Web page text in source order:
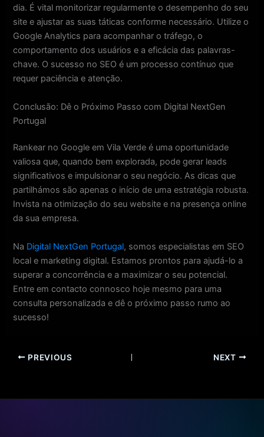
dia. É vital monitorizar regularmente o desempenho do seu
site e ajustar as suas táticas conforme necessário. Utilize o
Google Analytics para acompanhar o tráfego, o
comportamento dos usuários e a eficácia das palavras-
chave. O sucesso no SEO é um processo contínuo que
requer paciência e atenção.
Conclusão: Dê o Próximo Passo com Digital NextGen
Portugal
Rankear no Google em Vila Verde é uma oportunidade
valiosa que, quando bem explorada, pode gerar leads
significativos e impulsionar o seu negócio. As dicas que
partilhámos são apenas o início de uma estratégia robusta.
Invista na otimização do seu website e na presença online
da sua empresa.
Na Digital NextGen Portugal, somos especialistas em SEO
local e marketing digital. Estamos prontos para ajudá-lo a
superar a concorrência e a maximizar o seu potencial.
Entre em contacto connosco hoje mesmo para uma
consulta personalizada e dê o próximo passo rumo ao
sucesso!
PREVIOUS NEXT